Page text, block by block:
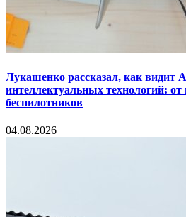
Лукашенко рассказал, как видит
интеллектуальных технологий: от
беспилотников
04.08.2026